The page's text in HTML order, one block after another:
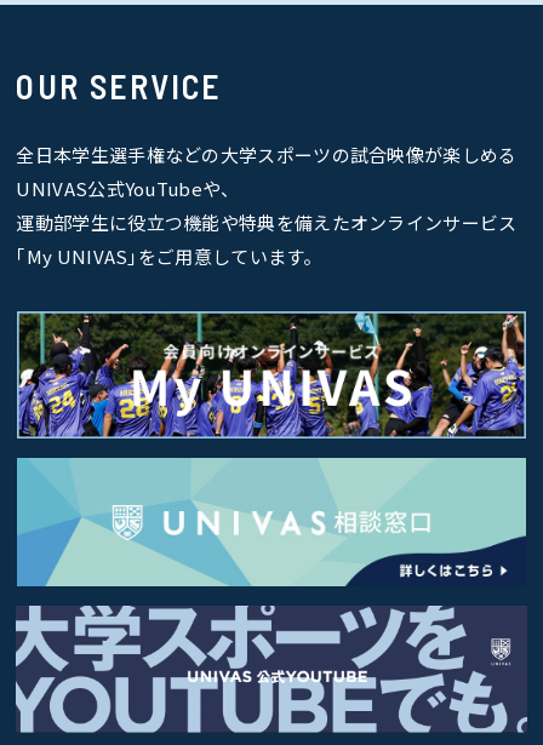
OUR SERVICE
全日本学生選手権などの大学スポーツの試合映像が楽しめる
UNIVAS公式YouTubeや、
運動部学生に役立つ機能や特典を備えたオンラインサービス
｢My UNIVAS｣をご用意しています。